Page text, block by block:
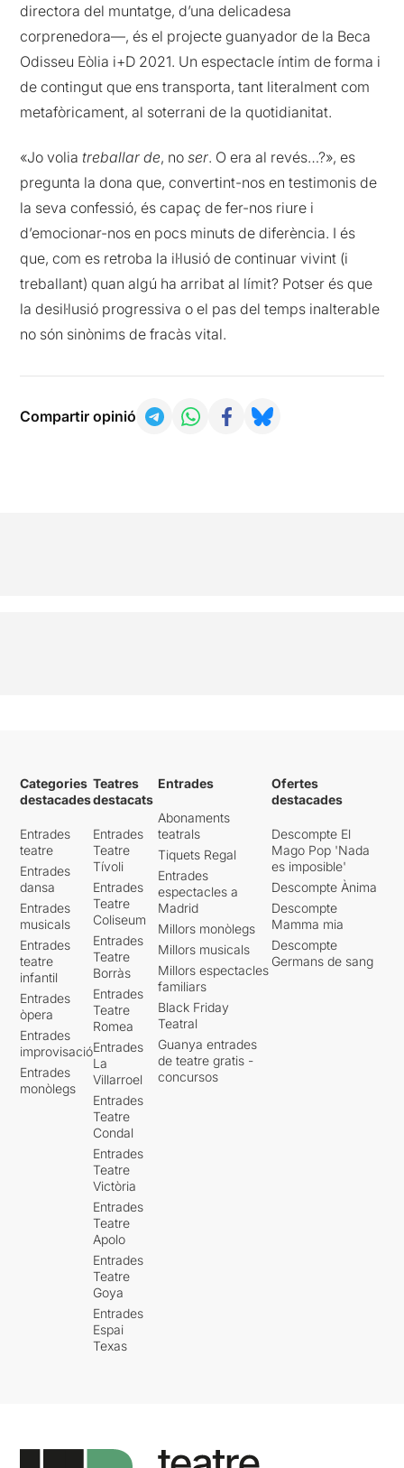
directora del muntatge, d’una delicadesa
corprenedora—, és el projecte guanyador de la Beca
Odisseu Eòlia i+D 2021. Un espectacle íntim de forma i
de contingut que ens transporta, tant literalment com
metafòricament, al soterrani de la quotidianitat.
«Jo voliatreballar de, noser. O era al revés…?», es
pregunta la dona que, convertint-nos en testimonis de
la seva confessió, és capaç de fer-nos riure i
d’emocionar-nos en pocs minuts de diferència. I és
que, com es retroba la il·lusió de continuar vivint (i
treballant) quan algú ha arribat al límit? Potser és que
la desil·lusió progressiva o el pas del temps inalterable
no són sinònims de fracàs vital.
Compartir opinió
Categories
destacades
Entrades
teatre
Entrades
dansa
Entrades
musicals
Entrades
teatre
infantil
Entrades
òpera
Entrades
improvisació
Entrades
monòlegs
Teatres
destacats
Entrades
Teatre
Tívoli
Entrades
Teatre
Coliseum
Entrades
Teatre
Borràs
Entrades
Teatre
Romea
Entrades
La
Villarroel
Entrades
Teatre
Condal
Entrades
Teatre
Victòria
Entrades
Teatre
Apolo
Entrades
Teatre
Goya
Entrades
Espai
Texas
Entrades
Abonaments
teatrals
Tiquets Regal
Entrades
espectacles a
Madrid
Millors monòlegs
Millors musicals
Millors espectacles
familiars
Black Friday
Teatral
Guanya entrades
de teatre gratis -
concursos
Ofertes
destacades
Descompte El
Mago Pop 'Nada
es imposible'
Descompte Ànima
Descompte
Mamma mia
Descompte
Germans de sang